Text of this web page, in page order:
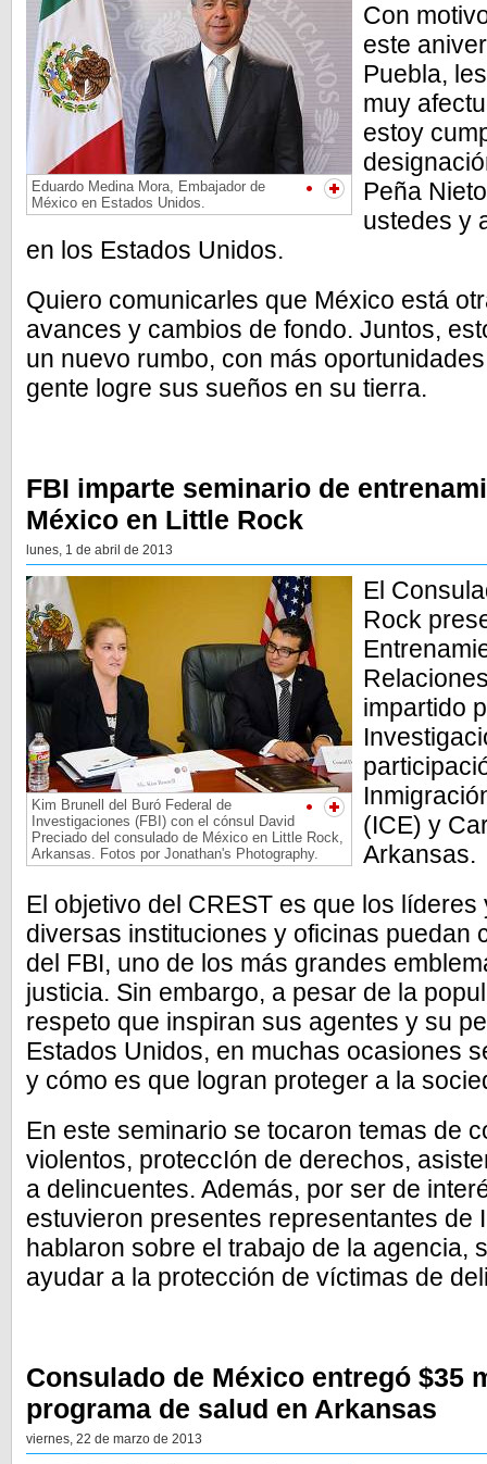
Eduardo Medina Mora, Embajador de
México en Estados Unidos.
Con
este
Puebla,
muy
estoy
Peña
ustedes y
en los Estados Unidos.
Quiero comunicarles que México está
avances y cambios de fondo. Juntos,
un nuevo rumbo, con más
gente logre sus sueños en su tierra.
FBI imparte seminario de
México en Little Rock
lunes, 1 de abril de 2013
Kim Brunell del Buró Federal de
Investigaciones (FBI) con el cónsul David
Preciado del consulado de México en Little Rock,
Arkansas. Fotos por Jonathan's Photography.
El
Rock
impartido
(ICE) y
Arkansas.
El objetivo del CREST es que los
diversas instituciones y oficinas puedan
del FBI, uno de los más grandes
justicia. Sin embargo, a pesar de la
respeto que inspiran sus agentes y su
Estados Unidos, en muchas ocasiones
y cómo es que logran proteger a la
En este seminario se tocaron temas de
violentos, proteccIón de derechos,
a delincuentes. Además, por ser de
estuvieron presentes representantes de
hablaron sobre el trabajo de la agencia,
ayudar a la protección de víctimas de
Consulado de México entregó $35
programa de salud en Arkansas
viernes, 22 de marzo de 2013